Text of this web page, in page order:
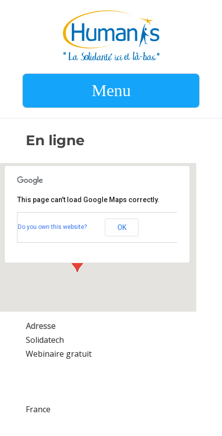
Menu
En ligne
Solidatech - Webinaire gratuit
This page can't load Google Maps correctly.
Do you own this website? OK
Adresse
Solidatech
Webinaire gratuit
France